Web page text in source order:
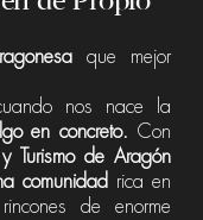
que mejor
nos nace la
en concreto. Con
Turismo de Aragón
comunidad rica en
de enorme